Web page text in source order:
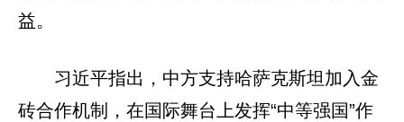
益。
习近平指出，中方支持哈萨克斯坦加入金
砖合作机制，在国际舞台上发挥“中等强国”作